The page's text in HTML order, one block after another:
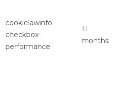
cookielawinfo-
checkbox-
performance
11
months